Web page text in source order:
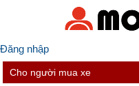
Đăng nhập
Cho người mua xe